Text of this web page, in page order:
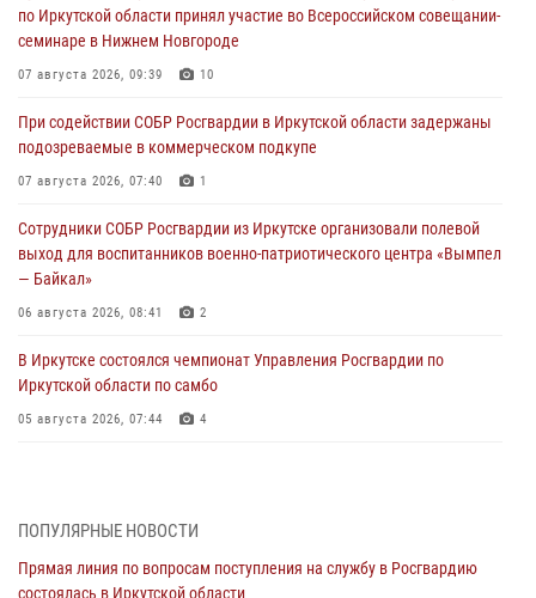
по Иркутской области принял участие во Всероссийском совещании-
семинаре в Нижнем Новгороде
07 августа 2026, 09:39 10
При содействии СОБР Росгвардии в Иркутской области задержаны
подозреваемые в коммерческом подкупе
07 августа 2026, 07:40 1
Сотрудники СОБР Росгвардии из Иркутске организовали полевой
выход для воспитанников военно-патриотического центра «Вымпел
— Байкал»
06 августа 2026, 08:41 2
В Иркутске состоялся чемпионат Управления Росгвардии по
Иркутской области по самбо
05 августа 2026, 07:44 4
04 августа 2026, 07:14 3
Росгвардейцы потушили загоревшийся автомобиль в Иркутске
ПОПУЛЯРНЫЕ НОВОСТИ
Прямая линия по вопросам поступления на службу в Росгвардию
состоялась в Иркутской области